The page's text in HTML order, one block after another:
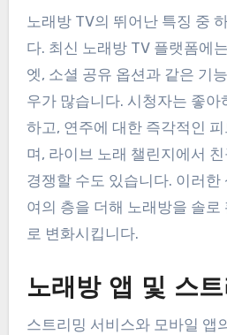
노래방 TV의 뛰어난 특징 중
다. 최신 노래방 TV 플랫폼에
엣, 소셜 공유 옵션과 같은 기
우가 많습니다. 시청자는 좋아
하고, 연주에 대한 즉각적인
며, 라이브 노래 챌린지에서
경쟁할 수도 있습니다. 이러
여의 층을 더해 노래방을 솔로
로 변화시킵니다.
노래방 앱 및 스
스트리밍 서비스와 모바일 앱